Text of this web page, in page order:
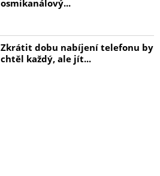
osmikanálový...
Zkrátit dobu nabíjení telefonu by
chtěl každý, ale jít...